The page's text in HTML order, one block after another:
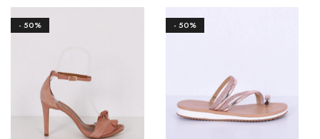
- 50% - 50%